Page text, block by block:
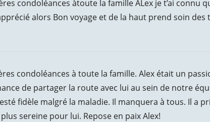
condoléances àtoute la famille ALex je t’ai connu
alors Bon voyage et de la haut prend soin des
condoléances à toute la famille. Alex était un
de partager la route avec lui au sein de notre
fidèle malgré la maladie. Il manquera à tous. Il a
sereine pour lui. Repose en paix Alex!